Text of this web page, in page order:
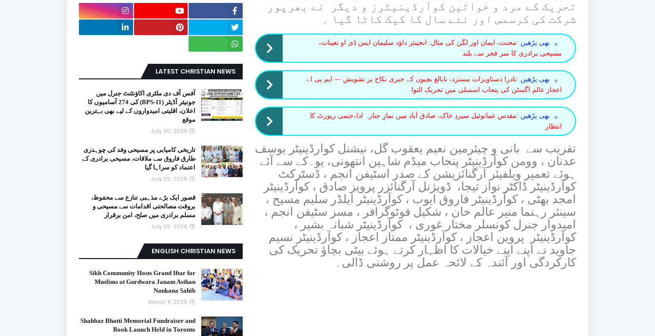
تحریک کے مرد و خواتین کوآرڈینیٹرز و دیگر نے بھرپور
شرکت کی کرسمس اور نئے سال کا کیک کاٹا گیا ۔
یہ بھی پڑھیں :محنت، ایمان اور لگن کی مثال: انجینئر داؤد سلیمان ایس ڈی او تعینات،
مسیحی برادری کا سر فخر سے بلند
یہ بھی پڑھیں :نادرا دستاویزات مسترد، نابالغ بچیوں کے جبری نکاح پر تشویش — ایم پی اے
اعجاز عالم اگسٹن کی پنجاب اسمبلی میں تحریک التوا
یہ بھی پڑھیں :مقدس عمانوئیل سپردِ خاک، صادق آباد میں نمازِ جنازہ ادا،حتمی رپورٹ کا
انتظار
تقریب سے بانی و چیئرمین نعیم یعقوب گل، نیشنل کوارڈینیٹر یوسف
عدنان ، وومن کوآرڈینیٹر پنجاب میڈم شاہین انتھونی، یو۔کے سے آئے
ہوئے تعمیر ویلفیئر آرگنائزیشن کے صدر اسٹیفن انجم ، ڈسٹرکٹ
کوآرڈینیٹر ڈاکٹر نواز تیجا، ڈویژنل آرگنائزر پرویز صادق ، کوآرڈینیٹر
امجد بھٹی ، کوآرڈینیٹر فاروق ایوب ، کوآرڈینیٹر ایلڈر سلیم مسیح ،
سینئر رہنما منیر عالم خان ، شکیل فوٹوگرافر ، مسز سٹیفن انجم ،
امیدوار جنرل کونسلر مختار غوری ، کوآرڈینیٹر شبانہ بشیر ،
کوآرڈینیٹر پروین اعجاز ، کوآرڈینیٹر ممتاز اعجاز ، کوآرڈینیٹر نسیم
جاوید نے اپنے اپنے خیالات کا اظہار کرتے ہوئے بیٹی بچاؤ تحریک کی
کارکردگی اور آئندہ کے لائحہ عمل پر روشنی ڈالی۔
LATEST CHRISTIAN NEWS
آفس آف دی ملٹری اکاؤنٹنٹ جنرل میں
جونیئر آڈیٹر (BPS-11) کی 274 آسامیوں کا
اعلان، اقلیتی امیدواروں کے لیے بھی بہترین
موقع
July 30, 2026
تاریخی کامیابی پر مسیحی وفد کی چوہدری
طارق فاروق سے ملاقات، مسیحی برادری کے
اعتماد کو سراہا گیا
July 29, 2026
قصور ایک بڑے مذہبی تنازع سے محفوظ،
بروقت مصالحتی اقدامات سے مسیحی و
مسلم برادری میں صلح، امن برقرار
July 29, 2026
ENGLISH CHRISTIAN NEWS
Sikh Community Hosts Grand Iftar for
Muslims at Gurdwara Janam Asthan
Nankana Sahib
March 11, 2026
Shahbaz Bhatti Memorial Fundraiser and
Book Launch Held in Toronto